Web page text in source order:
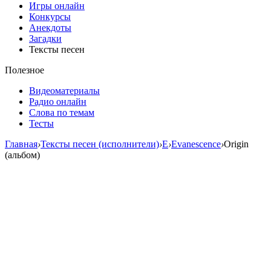
Игры онлайн
Конкурсы
Анекдоты
Загадки
Тексты песен
Полезное
Видеоматериалы
Радио онлайн
Слова по темам
Тесты
Главная›Тексты песен (исполнители)›E›Evanescence›Origin
(альбом)